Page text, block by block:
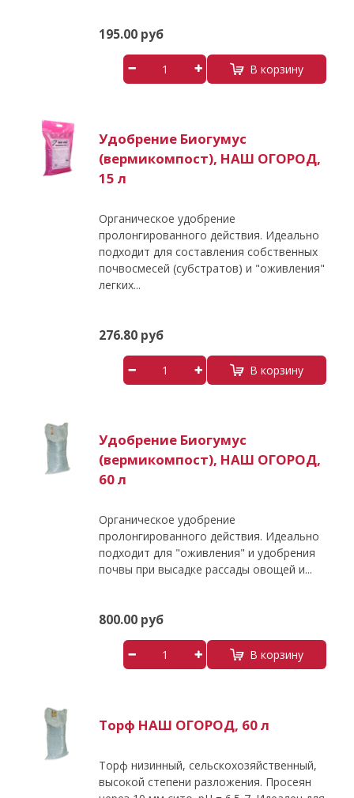
195.00 руб
В корзину
Удобрение Биогумус
(вермикомпост), НАШ ОГОРОД,
15 л
Органическое удобрение
пролонгированного действия. Идеально
подходит для составления собственных
почвосмесей (субстратов) и "оживления"
легких...
276.80 руб
В корзину
Удобрение Биогумус
(вермикомпост), НАШ ОГОРОД,
60 л
Органическое удобрение
пролонгированного действия. Идеально
подходит для "оживления" и удобрения
почвы при высадке рассады овощей и...
800.00 руб
В корзину
Торф НАШ ОГОРОД, 60 л
Торф низинный, сельскохозяйственный,
высокой степени разложения. Просеян